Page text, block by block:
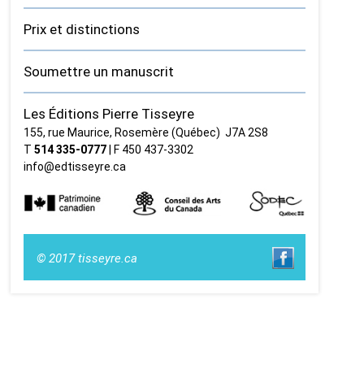
Prix et distinctions
Soumettre un manuscrit
Les Éditions Pierre Tisseyre
155, rue Maurice, Rosemère (Québec) J7A 2S8
T 514 335‑0777| F 450 437‑3302
info@edtisseyre.ca
© 2017 tisseyre.ca